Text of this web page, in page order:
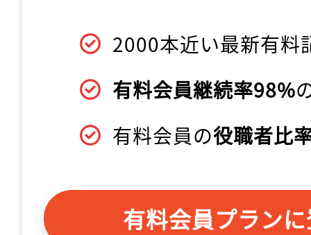
2000本近い最新有料
有料会員継続率98%
有料会員の役職者比
有料会員プラン